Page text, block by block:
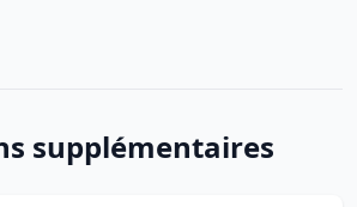
supplémentaires